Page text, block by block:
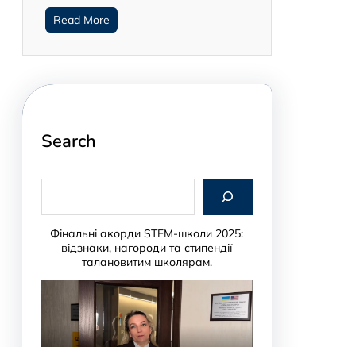
Read More
Search
a
Фінальні акорди STEM-школи 2025:
відзнаки, нагороди та стипендії
талановитим школярам.